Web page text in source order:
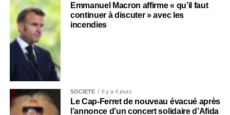
Emmanuel Macron affirme « qu’il faut
continuer à discuter » avec les
incendies
SOCIÉTÉ Il y a 4 jours
Le Cap-Ferret de nouveau évacué après
l’annonce d’un concert solidaire d’Afida